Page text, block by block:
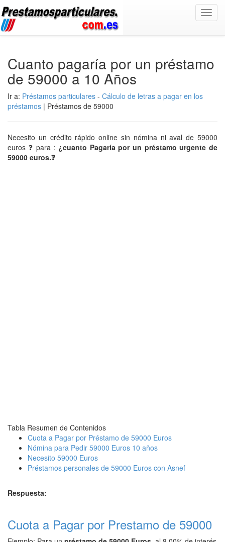
Cuanto pagaría por un préstamo
de 59000 a 10 Años
Ir a: Préstamos particulares - Cálculo de letras a pagar en los
préstamos | Préstamos de 59000
Necesito un crédito rápido online sin nómina ni aval de 59000
euros ❓ para :¿cuanto Pagaría por un préstamo urgente de
59000 euros.❓
Tabla Resumen de Contenidos
Cuota a Pagar por Préstamo de 59000 Euros
Nómina para Pedir 59000 Euros 10 años
Necesito 59000 Euros
Préstamos personales de 59000 Euros con Asnef
Respuesta:
Cuota a Pagar por Prestamo de 59000